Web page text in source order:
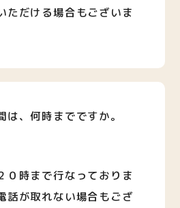
ただける場合もございま
は、何時までですか。
０時まで行なっておりま
話が取れない場合もござ